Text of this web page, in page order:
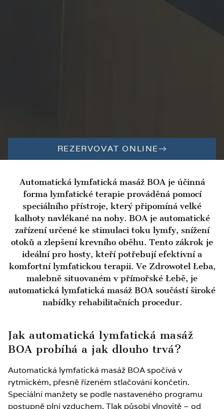
REZERVOVAT ONLINE
Automatická lymfatická masáž BOA je účinná
forma lymfatické terapie prováděná pomocí
speciálního přístroje, který připomíná velké
kalhoty navlékané na nohy. BOA je automatické
zařízení určené ke stimulaci toku lymfy, snížení
otoků a zlepšení krevního oběhu. Tento zákrok je
ideální pro hosty, kteří potřebují efektivní a
komfortní lymfatickou terapii. Ve Zdrowotel Łeba,
malebně situovaném v přímořské Łebě, je
automatická lymfatická masáž BOA součástí široké
nabídky rehabilitačních procedur.
Jak automatická lymfatická masáž
BOA probíhá a jak dlouho trvá?
Automatická lymfatická masáž BOA spočívá v
rytmickém, přesně řízeném stlačování končetin.
Speciální manžety se podle nastaveného programu
postupně plní vzduchem. Tlak působí vlnovitě – od